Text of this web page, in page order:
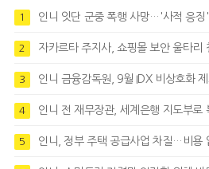
1 인니 잇단 군중 폭행 사망…'사적 응징'
2 자카르타 주지사, 쇼핑몰 보안 울타
3 인니 금융감독원, 9월 IDX 비상호화 제
4 인니 전 재무장관, 세계은행 지도부로
5 인니, 정부 주택 공급사업 차질…비용